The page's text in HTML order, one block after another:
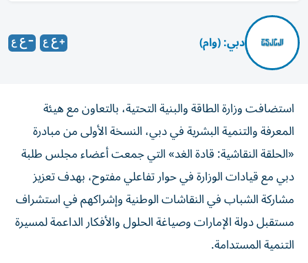
دبي: (وام)
استضافت وزارة الطاقة والبنية التحتية، بالتعاون مع هيئة
المعرفة والتنمية البشرية في دبي، النسخة الأولى من مبادرة
«الحلقة النقاشية: قادة الغد» التي جمعت أعضاء مجلس طلبة
دبي مع قيادات الوزارة في حوار تفاعلي مفتوح، بهدف تعزيز
مشاركة الشباب في النقاشات الوطنية وإشراكهم في استشراف
مستقبل دولة الإمارات وصياغة الحلول والأفكار الداعمة لمسيرة
التنمية المستدامة.